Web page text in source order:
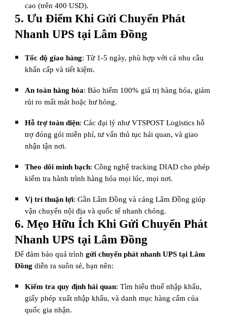
cao (trên 400 USD).
5. Ưu Điểm Khi Gửi Chuyển Phát
Nhanh UPS tại Lâm Đồng
Tốc độ giao hàng: Từ 1-5 ngày, phù hợp với cả nhu cầu
khẩn cấp và tiết kiệm.
An toàn hàng hóa: Bảo hiểm 100% giá trị hàng hóa, giảm
rủi ro mất mát hoặc hư hỏng.
Hỗ trợ toàn diện: Các đại lý như VTSPOST Logistics hỗ
trợ đóng gói miễn phí, tư vấn thủ tục hải quan, và giao
nhận tận nơi.
Theo dõi minh bạch: Công nghệ tracking DIAD cho phép
kiểm tra hành trình hàng hóa mọi lúc, mọi nơi.
Vị trí thuận lợi: Gần Lâm Đồng và cảng Lâm Đồng giúp
vận chuyển nội địa và quốc tế nhanh chóng.
6. Mẹo Hữu Ích Khi Gửi Chuyển Phát
Nhanh UPS tại Lâm Đồng
Để đảm bảo quá trìnhgửi chuyển phát nhanh UPS tại Lâm
Đồng diễn ra suôn sẻ, bạn nên:
Kiểm tra quy định hải quan: Tìm hiểu thuế nhập khẩu,
giấy phép xuất nhập khẩu, và danh mục hàng cấm của
quốc gia nhận.